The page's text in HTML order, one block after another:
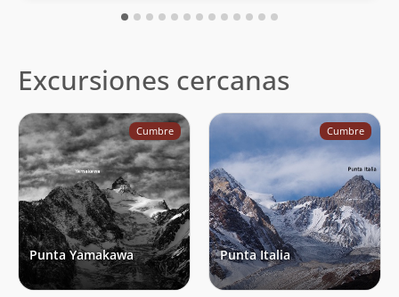
Excursiones cercanas
Cumbre
Punta Yamakawa
Cumbre
Punta Italia